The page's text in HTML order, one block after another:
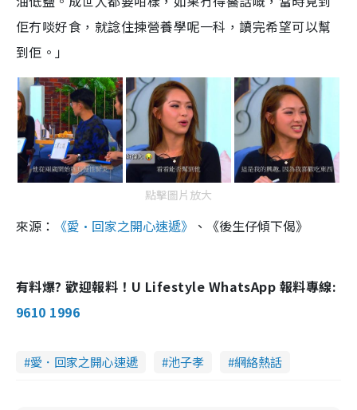
佢冇啖好食，就諗住揀營養學呢一科，讀完希望可以幫
到佢。」
點擊圖片放大
來源： 《愛·回家之開心速遞》 、《後生仔傾下偈》
有料爆? 歡迎報料！U Lifestyle WhatsApp 報料專線:
9610 1996
愛．回家之開心速遞 池子孝 網絡熱話